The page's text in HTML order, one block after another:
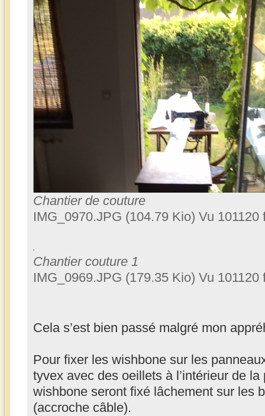
Chantier de couture
IMG_0970.JPG (104.79 Kio) Vu 101120
Chantier couture 1
IMG_0969.JPG (179.35 Kio) Vu 101120
Cela s’est bien passé malgré mon
Pour fixer les wishbone sur les
tyvex avec des oeillets à l’intérieur de
wishbone seront fixé lâchement sur les
(accroche câble).